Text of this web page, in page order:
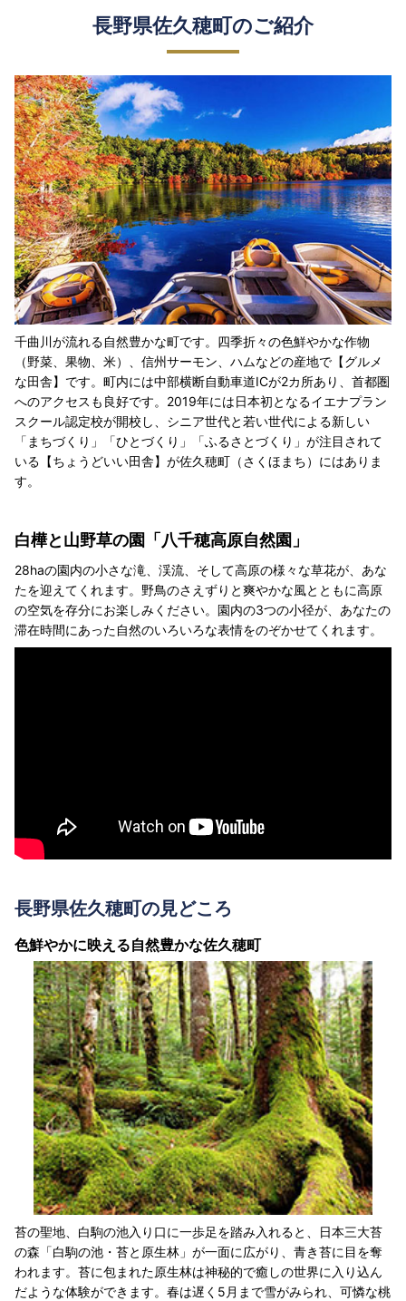
長野県佐久穂町のご紹介
千曲川が流れる自然豊かな町です。四季折々の色鮮やかな作物
（野菜、果物、米）、信州サーモン、ハムなどの産地で【グルメ
な田舎】です。町内には中部横断自動車道ICが2カ所あり、首都圏
へのアクセスも良好です。2019年には日本初となるイエナプラン
スクール認定校が開校し、シニア世代と若い世代による新しい
「まちづくり」「ひとづくり」「ふるさとづくり」が注目されて
いる【ちょうどいい田舎】が佐久穂町（さくほまち）にはありま
す。
白樺と山野草の園「八千穂高原自然園」
28haの園内の小さな滝、渓流、そして高原の様々な草花が、あな
たを迎えてくれます。野鳥のさえずりと爽やかな風とともに高原
の空気を存分にお楽しみください。園内の3つの小径が、あなたの
滞在時間にあった自然のいろいろな表情をのぞかせてくれます。
長野県佐久穂町の見どころ
色鮮やかに映える自然豊かな佐久穂町
苔の聖地、白駒の池入り口に一歩足を踏み入れると、日本三大苔
の森「白駒の池・苔と原生林」が一面に広がり、青き苔に目を奪
われます。苔に包まれた原生林は神秘的で癒しの世界に入り込ん
だような体験ができます。春は遅く5月まで雪がみられ、可憐な桃